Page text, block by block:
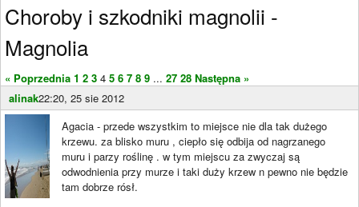
Choroby i szkodniki magnolii -
Magnolia
« Poprzednia 1 2 3 4 5 6 7 8 9 ... 27 28 Następna »
alinak22:20, 25 sie 2012
Agacia - przede wszystkim to miejsce nie dla tak dużego
krzewu. za blisko muru , ciepło się odbija od nagrzanego
muru i parzy roślinę . w tym miejscu za zwyczaj są
odwodnienia przy murze i taki duży krzew n pewno nie będzie
tam dobrze rósł.